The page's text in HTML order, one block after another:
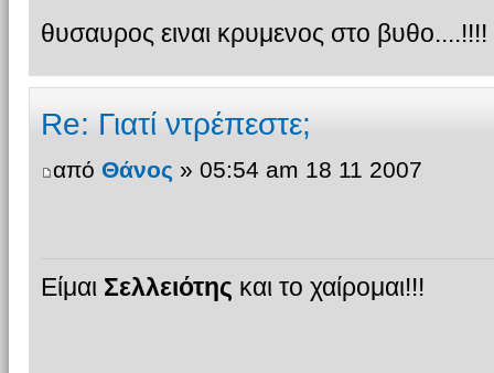
θυσαυρος ειναι κρυμενος στο βυθο....!!!!
Re: Γιατί ντρέπεστε;
από Θάνος » 05:54 am 18 11 2007
Είμαι Σελλειότης και το χαίρομαι!!!